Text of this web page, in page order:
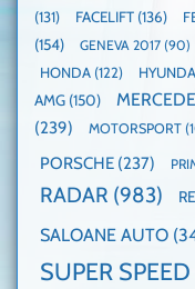
(131)
FACELIFT (136)
(154)
GENEVA 2017 (90)
HONDA (122)
AMG (150)
(239)
MOTORSPORT
PORSCHE (237)
RADAR (983)
SALOANE AUTO
SUPER SPEED